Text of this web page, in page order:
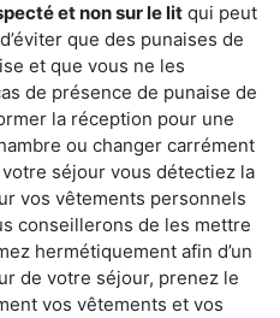
et non sur le lit qui peut
que des punaises de
et que vous ne les
de présence de punaise de
la réception pour une
ou changer carrément
séjour vous détectiez la
vos vêtements personnels
conseillerons de les mettre
hermétiquement afin d’un
de votre séjour, prenez le
vos vêtements et vos